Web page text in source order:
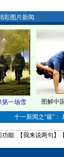
彩图片新闻
第一场雪 图解中
十一新闻之“最”
功能 【我来说两句 】【